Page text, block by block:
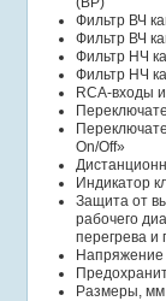
Фильтр ВЧ
Фильтр ВЧ
Фильтр НЧ
Фильтр НЧ
RCA-входы
On/Off»
Индикатор
Защита от
рабочего
перегрева и
Напряжение
Размеры, мм